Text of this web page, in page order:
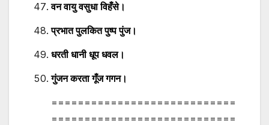
वन वायु वसुधा विहँसे।
प्रभात पुलकित पुष्प पुंज।
धरती धानी धूप धवल।
गुंजन करता गूँज गगन।
============================
============================